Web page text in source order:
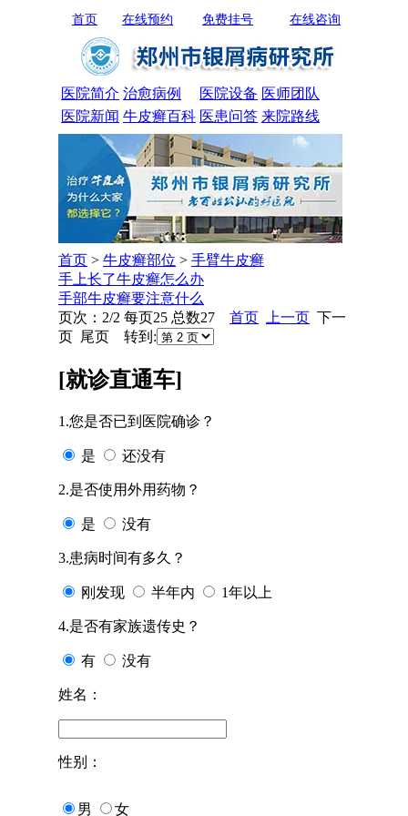
首页 在线咨询
免费挂号
在线预约
医院简介 治愈病例 医院设备 医师团队
医院新闻 牛皮癣百科 医患问答 来院路线
首页 > 牛皮癣部位 > 手臂牛皮癣
手上长了牛皮癣怎么办
手部牛皮癣要注意什么
页次：2/2 每页25 总数27 首页 上一页 下一
页 尾页 转到:
[就诊直通车]
1.您是否已到医院确诊？
是 还没有
2.是否使用外用药物？
是 没有
3.患病时间有多久？
刚发现 半年内 1年以上
4.是否有家族遗传史？
有 没有
姓名：
性别：
男 女